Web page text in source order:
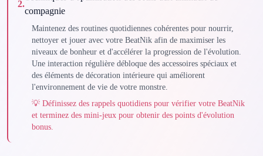
2.
compagnie
Maintenez des routines quotidiennes cohérentes pour nourrir,
nettoyer et jouer avec votre BeatNik afin de maximiser les
niveaux de bonheur et d'accélérer la progression de l'évolution.
Une interaction régulière débloque des accessoires spéciaux et
des éléments de décoration intérieure qui améliorent
l'environnement de vie de votre monstre.
💡 Définissez des rappels quotidiens pour vérifier votre BeatNik
et terminez des mini-jeux pour obtenir des points d'évolution
bonus.